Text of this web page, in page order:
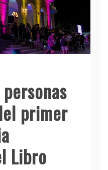
primer
Libro